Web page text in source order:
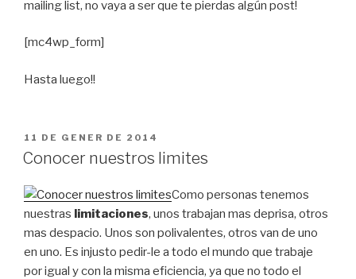
mailing list, no vaya a ser que te pierdas algún post!
[mc4wp_form]
Hasta luego!!
PUBLICAT
A
11 DE GENER DE 2014
Conocer nuestros limites
Como personas tenemos
nuestras limitaciones, unos trabajan mas deprisa, otros
mas despacio. Unos son polivalentes, otros van de uno
en uno. Es injusto pedir-le a todo el mundo que trabaje
por igual y con la misma eficiencia, ya que no todo el